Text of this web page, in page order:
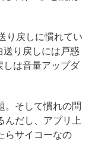
り戻しに慣れてい
送り戻しには戸惑
しは音量アップダ
そして慣れの問
だし、アプリ上
らサイコーなの